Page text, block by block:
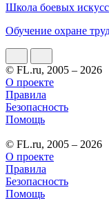
Школа боевых
Обучение охране
© FL.ru, 2005 – 2026
О проекте
Правила
Безопасность
Помощь
© FL.ru, 2005 – 2026
О проекте
Правила
Безопасность
Помощь